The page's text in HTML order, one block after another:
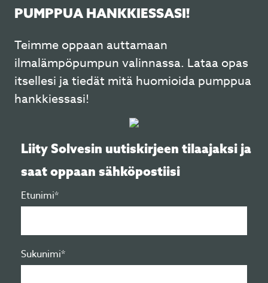
PUMPPUA HANKKIESSASI!
Teimme oppaan auttamaan
ilmalämpöpumpun valinnassa. Lataa opas
itsellesi ja tiedät mitä huomioida pumppua
hankkiessasi!
Liity Solvesin uutiskirjeen tilaajaksi ja
saat oppaan sähköpostiisi
Etunimi*
Sukunimi*